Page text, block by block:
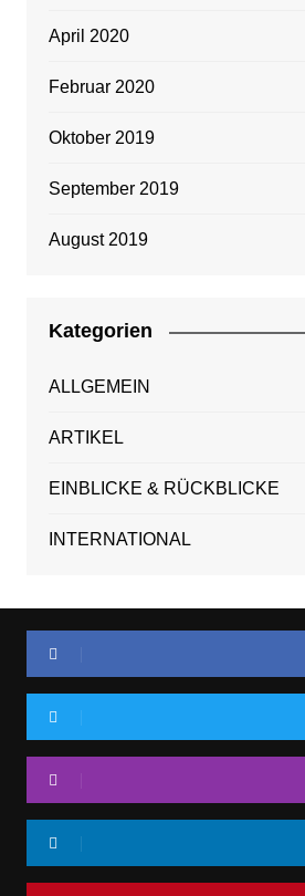
April 2020
Februar 2020
Oktober 2019
September 2019
August 2019
Kategorien
ALLGEMEIN
ARTIKEL
EINBLICKE & RÜCKBLICKE
INTERNATIONAL